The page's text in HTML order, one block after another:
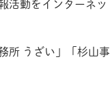
活動をインターネ
所 うざい」「杉山